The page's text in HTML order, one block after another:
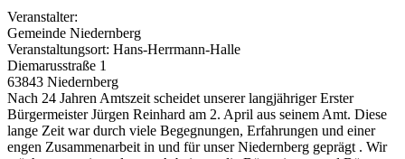
Veranstalter:
Gemeinde Niedernberg
Veranstaltungsort: Hans-Herrmann-Halle
Diemarusstraße 1
63843 Niedernberg
Nach 24 Jahren Amtszeit scheidet unserer langjähriger Erster
Bürgermeister Jürgen Reinhard am 2. April aus seinem Amt. Diese
lange Zeit war durch viele Begegnungen, Erfahrungen und einer
engen Zusammenarbeit in und für unser Niedernberg geprägt . Wir